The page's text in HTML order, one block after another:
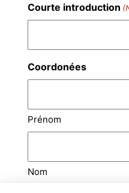
Courte introduction
Coordonées
Prénom
Nom